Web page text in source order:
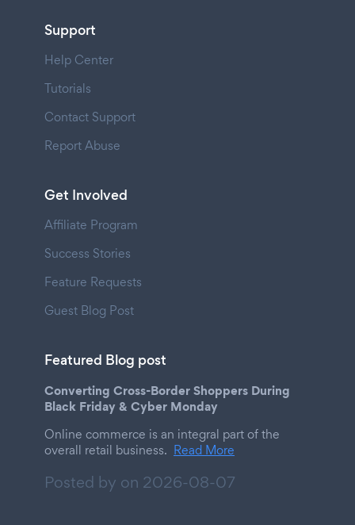
Support
Help Center
Tutorials
Contact Support
Report Abuse
Get Involved
Affiliate Program
Success Stories
Feature Requests
Guest Blog Post
Featured Blog post
Converting Cross-Border Shoppers During
Black Friday & Cyber Monday
Online commerce is an integral part of the
overall retail business. Read More
Posted by on 2026-08-07